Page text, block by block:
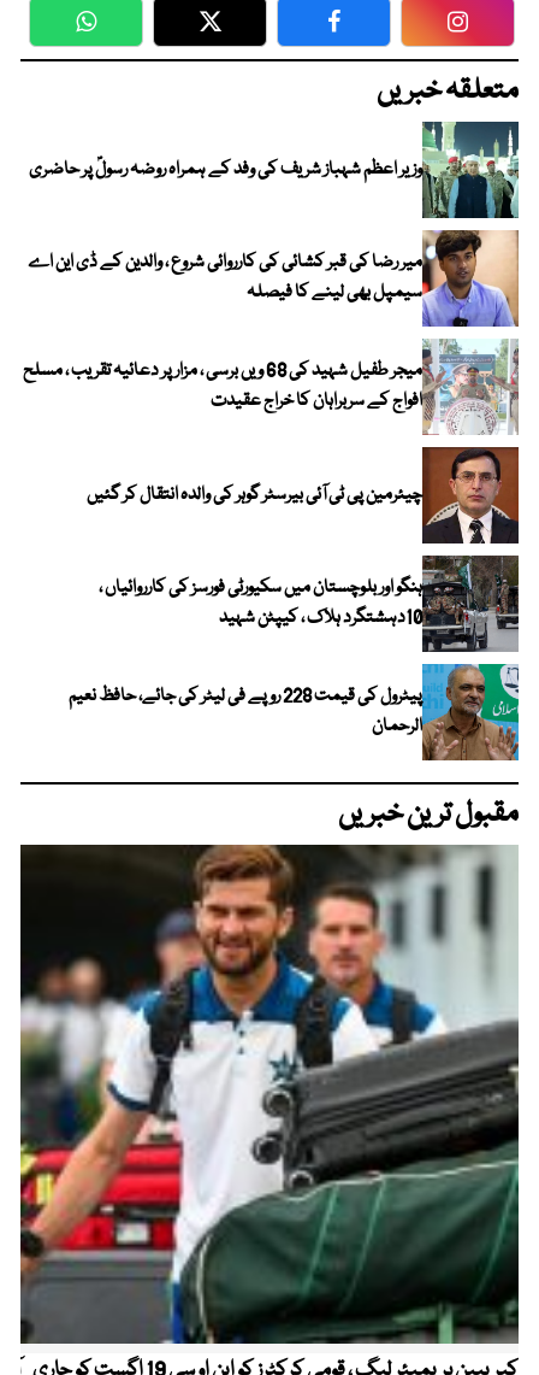
WhatsApp Twitter Facebook
متعلقہ خبریں
وزیر اعظم شہباز شریف کی وفد کے ہمراہ روضہ رسولؐ پر حاضری
میر رضا کی قبر کشائی کی کارروائی شروع ، والدین کے ڈی این اے
سیمپل بھی لینے کا فیصلہ
میجر طفیل شہید کی 68 ویں برسی ، مزار پر دعائیہ تقریب ، مسلح
افواج کے سربراہان کا خراج عقیدت
چیئرمین پی ٹی آئی بیرسٹر گوہر کی والدہ انتقال کر گئیں
ہنگو اور بلوچستان میں سکیورٹی فورسز کی کارروائیاں ،
10دہشتگرد ہلاک ، کیپٹن شہید
پیٹرول کی قیمت 228 روپے فی لیٹر کی جائے، حافظ نعیم
الرحمان
مقبول ترین خبریں